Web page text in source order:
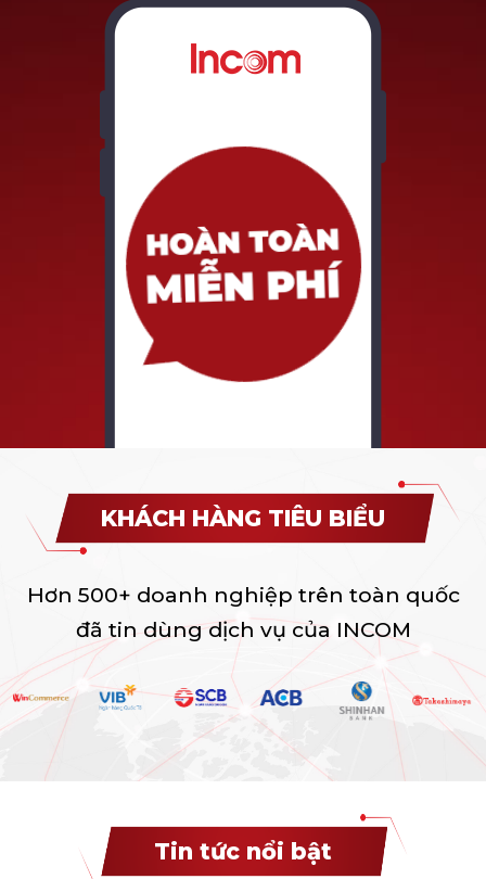
KHÁCH HÀNG TIÊU BIỂU
Hơn 500+ doanh nghiệp trên toàn quốc
đã tin dùng dịch vụ của INCOM
Tin tức nổi bật